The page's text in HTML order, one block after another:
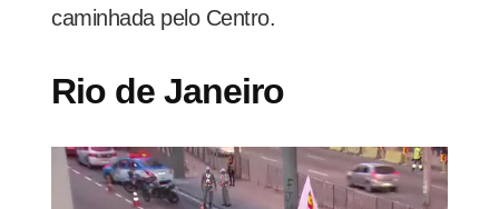
caminhada pelo Centro.
Rio de Janeiro